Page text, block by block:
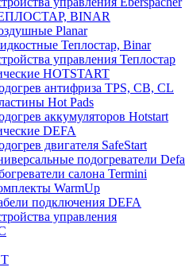
BINAR
Planar
Теплостар, Binar
управления Теплостар
HOTSTART
антифриза TPS, CB, CL
Hot Pads
аккумуляторов Hotstart
DEFA
двигателя SafeStart
подогреватели Defa
салона Termini
WarmUp
подключения DEFA
управления